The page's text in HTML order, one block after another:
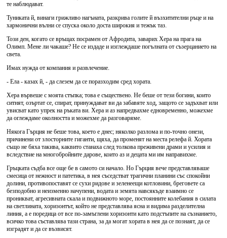
те наблюдават.
Туниката й, винаги грижливо нагъната, разкрива голите й възхитителни ръце и на
хармонични вълни се спуска около доста широкия и тежък таз.
Този ден, когато се връщах посрамен от Афродита, заварих Хера на прага на
Олимп. Мене ли чакаше? Не се издаде и изглеждаше погълната от съзерцанието на
света.
Имах нужда от компания и развлечение.
- Ела - казах й, - да слезем да се поразходим сред хората.
Хера вървеше с моята стъпка; това е съществено. Не беше от тези богини, които
ситнят, озъртат се, спират, принуждават ви да забавяте ход, защото се задъхват или
увисват като упрек на ръката ви. Хера и аз напредвахме едновременно, можехме
да оглеждаме околността и можехме да разговаряме.
Някога Гърция не беше това, което е днес; няколко разлома и по-точно онези,
причинени от злосторните гиганти, щяха, да променят на места релефа й. Хората
също не бяха такива, каквито станаха след толкова преживени драми и усилия и
вследствие на многобройните дарове, които аз и децата ми им направихме.
Гръцката съдба все още бе в самото си начало. Но Гърция вече представляваше
смесица от нежност и патетика, в нея съседстват трагични планини със спокойни
долини, противопоставят се сухи ридове и зеленеещи котловини, бреговете са
безподобно и неизменно начупени, водата и земята навсякъде взаимно се
проникват, агресивната скала и подвижното море, постоянните колебания в силата
на светлината, хоризонтът, който не представлява ясна и видима разделителна
линия, а е поредица от все по-замъглени хоризонти като подстъпите на съзнанието,
всичко това съставлява тази страна, за да могат хората в нея да се познаят, да се
изградят и да се възвисят.